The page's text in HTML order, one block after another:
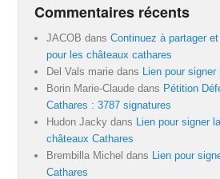
Commentaires récents
JACOB dansContinuez à partager
pour les châteaux cathares
Del Vals marie dans Lien pour signer
Borin Marie-Claude dans Pétition
Cathares : 3787 signatures
Hudon Jacky dans Lien pour signer
châteaux Cathares
Brembilla Michel dans Lien pour
Cathares